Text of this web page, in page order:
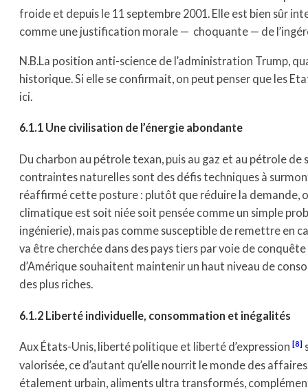
froide et depuis le 11 septembre 2001. Elle est bien sûr
comme une justification morale — choquante — de
N.B.La position anti-science de l’administration Trump,
historique. Si elle se confirmait, on peut penser que les
ici.
6.1.1 Une civilisation de l’énergie abondante
Du charbon au pétrole texan, puis au gaz et au pétrole
contraintes naturelles sont des défis techniques à
réaffirmé cette posture : plutôt que réduire la demande,
climatique est soit niée soit pensée comme un simple
ingénierie), mais pas comme susceptible de remettre en
va être cherchée dans des pays tiers par voie de
d’Amérique souhaitent maintenir un haut niveau de
des plus riches.
6.1.2 Liberté individuelle, consommation et inégalités
Aux États-Unis, liberté politique et liberté d’expression 8
valorisée, ce d’autant qu’elle nourrit le monde des
étalement urbain, aliments ultra transformés,